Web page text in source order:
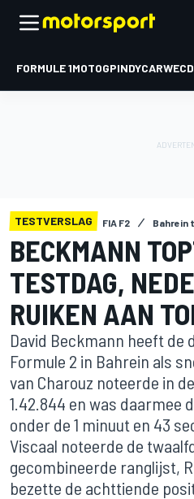
FORMULE 1MOTOGPINDYCARWEC
TESTVERSLAG FIA F2 Bahrein
BECKMANN
TESTDAG,
RUIKEN AAN
David Beckmann heeft de
Formule 2 in Bahrein als
van Charouz noteerde in
1.42.844 en was daarmee
onder de 1 minuut en 43
Viscaal noteerde de
gecombineerde ranglijst,
bezette de achttiende